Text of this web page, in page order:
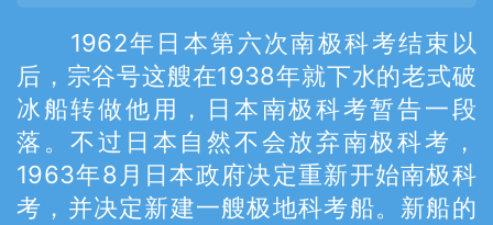
1962年日本第六次南极科考结束以
后，宗谷号这艘在1938年就下水的老式破
冰船转做他用，日本南极科考暂告一段
落。不过日本自然不会放弃南极科考，
1963年8月日本政府决定重新开始南极科
考，并决定新建一艘极地科考船。新船的